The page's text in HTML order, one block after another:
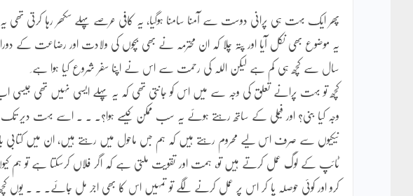
پھر ایک بہت ہی پرانی دوست سے آمنا سامنا ہوگیا، یہ کافی عرصے پہلے سکھر رہا
یہ موضوع بھی نکل آیا اور پتہ چلا کہ ان محترمہ نے بھی بچوں کی ولادت اور رضاعت کے
سال سے کچھ ہی کم ہے لیکن اللہ کی رحمت سے اس نے اپنا سفر شروع کیا ہوا ہے َ
کچھ تو بہت پرانے تعلق کی وجہ سے میں اس کو جانتی تھی کہ یہ پہلے ایسی نہیں تھی جیسی
وجہ کیا بنی؟ اور فیملی کے ساتھ رہتے ہوئے یہ سب ممکن کیسے ہوا؟۔ ۔ ۔ اسے بہت
نیکیوں سے صرف اس لیے محروم رہتے ہیں کہ ہم جس ماحول میں رہتے ہیں، ان میں کتابی
ٹائپ کے لوگ عمل کرتے ہیں تو، ہمت اور تقویت ملتی ہے کہ اگر فلاں کرسکتا ہے تو ہم
کرو اور کوئی حوصلہ پا کر اس پر عمل کرنے لگے تو تمہیں اس کا بھی اجر مل جائے۔ ۔ ۔ یوں